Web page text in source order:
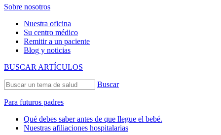
Sobre nosotros
Nuestra oficina
Su centro médico
Remitir a un paciente
Blog y noticias
BUSCAR ARTÍCULOS
Buscar
Para futuros padres
Qué debes saber antes de que llegue el bebé.
Nuestras afiliaciones hospitalarias